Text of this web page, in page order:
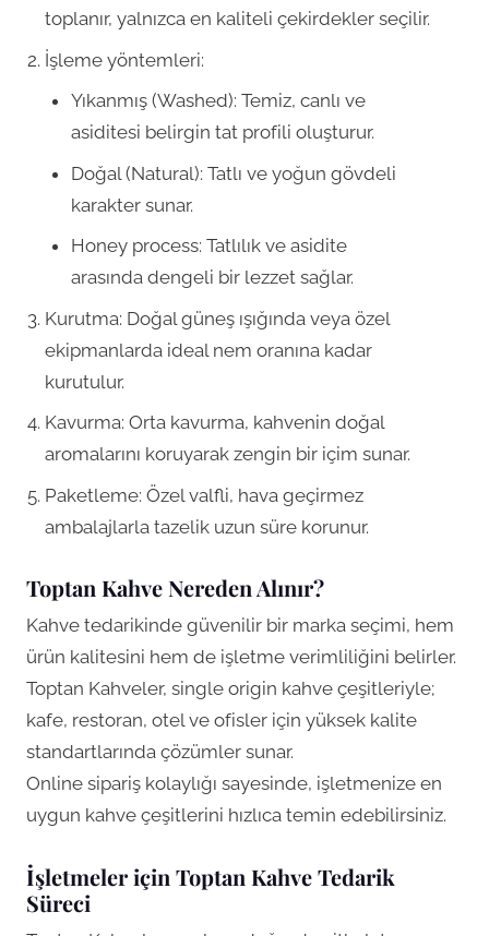
toplanır, yalnızca en kaliteli çekirdekler seçilir.
İşleme yöntemleri:
Yıkanmış (Washed): Temiz, canlı ve
asiditesi belirgin tat profili oluşturur.
Doğal (Natural): Tatlı ve yoğun gövdeli
karakter sunar.
Honey process: Tatlılık ve asidite
arasında dengeli bir lezzet sağlar.
Kurutma: Doğal güneş ışığında veya özel
ekipmanlarda ideal nem oranına kadar
kurutulur.
Kavurma: Orta kavurma, kahvenin doğal
aromalarını koruyarak zengin bir içim sunar.
Paketleme: Özel valfli, hava geçirmez
ambalajlarla tazelik uzun süre korunur.
Toptan Kahve Nereden Alınır?
Kahve tedarikinde güvenilir bir marka seçimi, hem
ürün kalitesini hem de işletme verimliliğini belirler.
Toptan Kahveler, single origin kahve çeşitleriyle;
kafe, restoran, otel ve ofisler için yüksek kalite
standartlarında çözümler sunar.
Online sipariş kolaylığı sayesinde, işletmenize en
uygun kahve çeşitlerini hızlıca temin edebilirsiniz.
İşletmeler için Toptan Kahve Tedarik
Süreci